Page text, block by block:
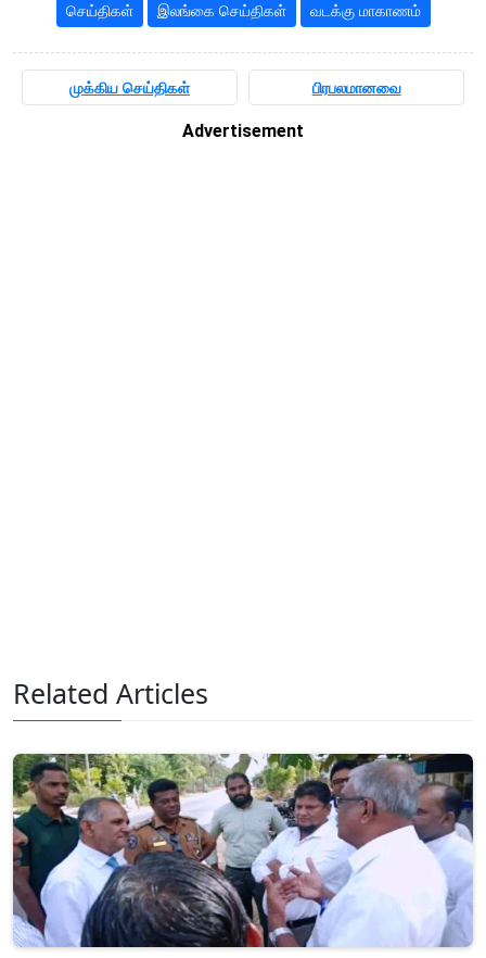
செய்திகள் இலங்கை செய்திகள் வடக்கு மாகாணம்
முக்கிய செய்திகள் பிரபலமானவை
Advertisement
Related Articles